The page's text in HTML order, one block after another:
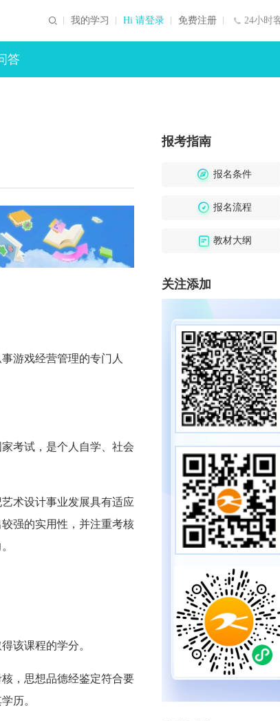
24小时
我的学习 Hi 请登录 免费注册
答
游戏经营管理的专门人
考试，是个人自学、社会
术设计事业发展具有适应
强的实用性，并注重考核
该课程的学分。
，思想品德经鉴定符合要
历。
报考指南
报名条件
报名流程
教材大纲
关注添加